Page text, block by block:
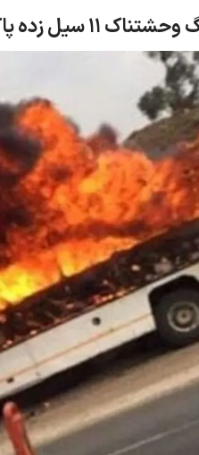
زده پاکستانی بر اثر آتش سوزی